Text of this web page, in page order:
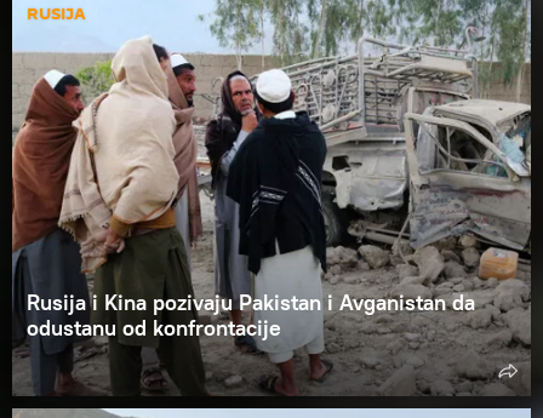
RUSIJA
Rusija i Kina pozivaju Pakistan i Avganistan da
odustanu od konfrontacije